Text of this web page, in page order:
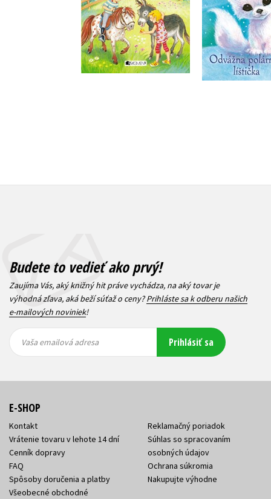
Do košíka
3,35 €
Do
7,64
Budete to vedieť ako prvý!
Zaujíma Vás, aký knižný hit práve vychádza, na aký tovar je
výhodná zľava, aká beží súťaž o ceny?Prihláste sa k odberu našich
e-mailových noviniek!
emailová
emailová
Vaša emailová adresa Prihlásiť sa
E-SHOP
Kontakt
Vrátenie tovaru v lehote 14 dní
Cenník dopravy
FAQ
Spôsoby doručenia a platby
Všeobecné obchodné
Reklamačný poriadok
Súhlas so spracovaním
osobných údajov
Ochrana súkromia
Nakupujte výhodne